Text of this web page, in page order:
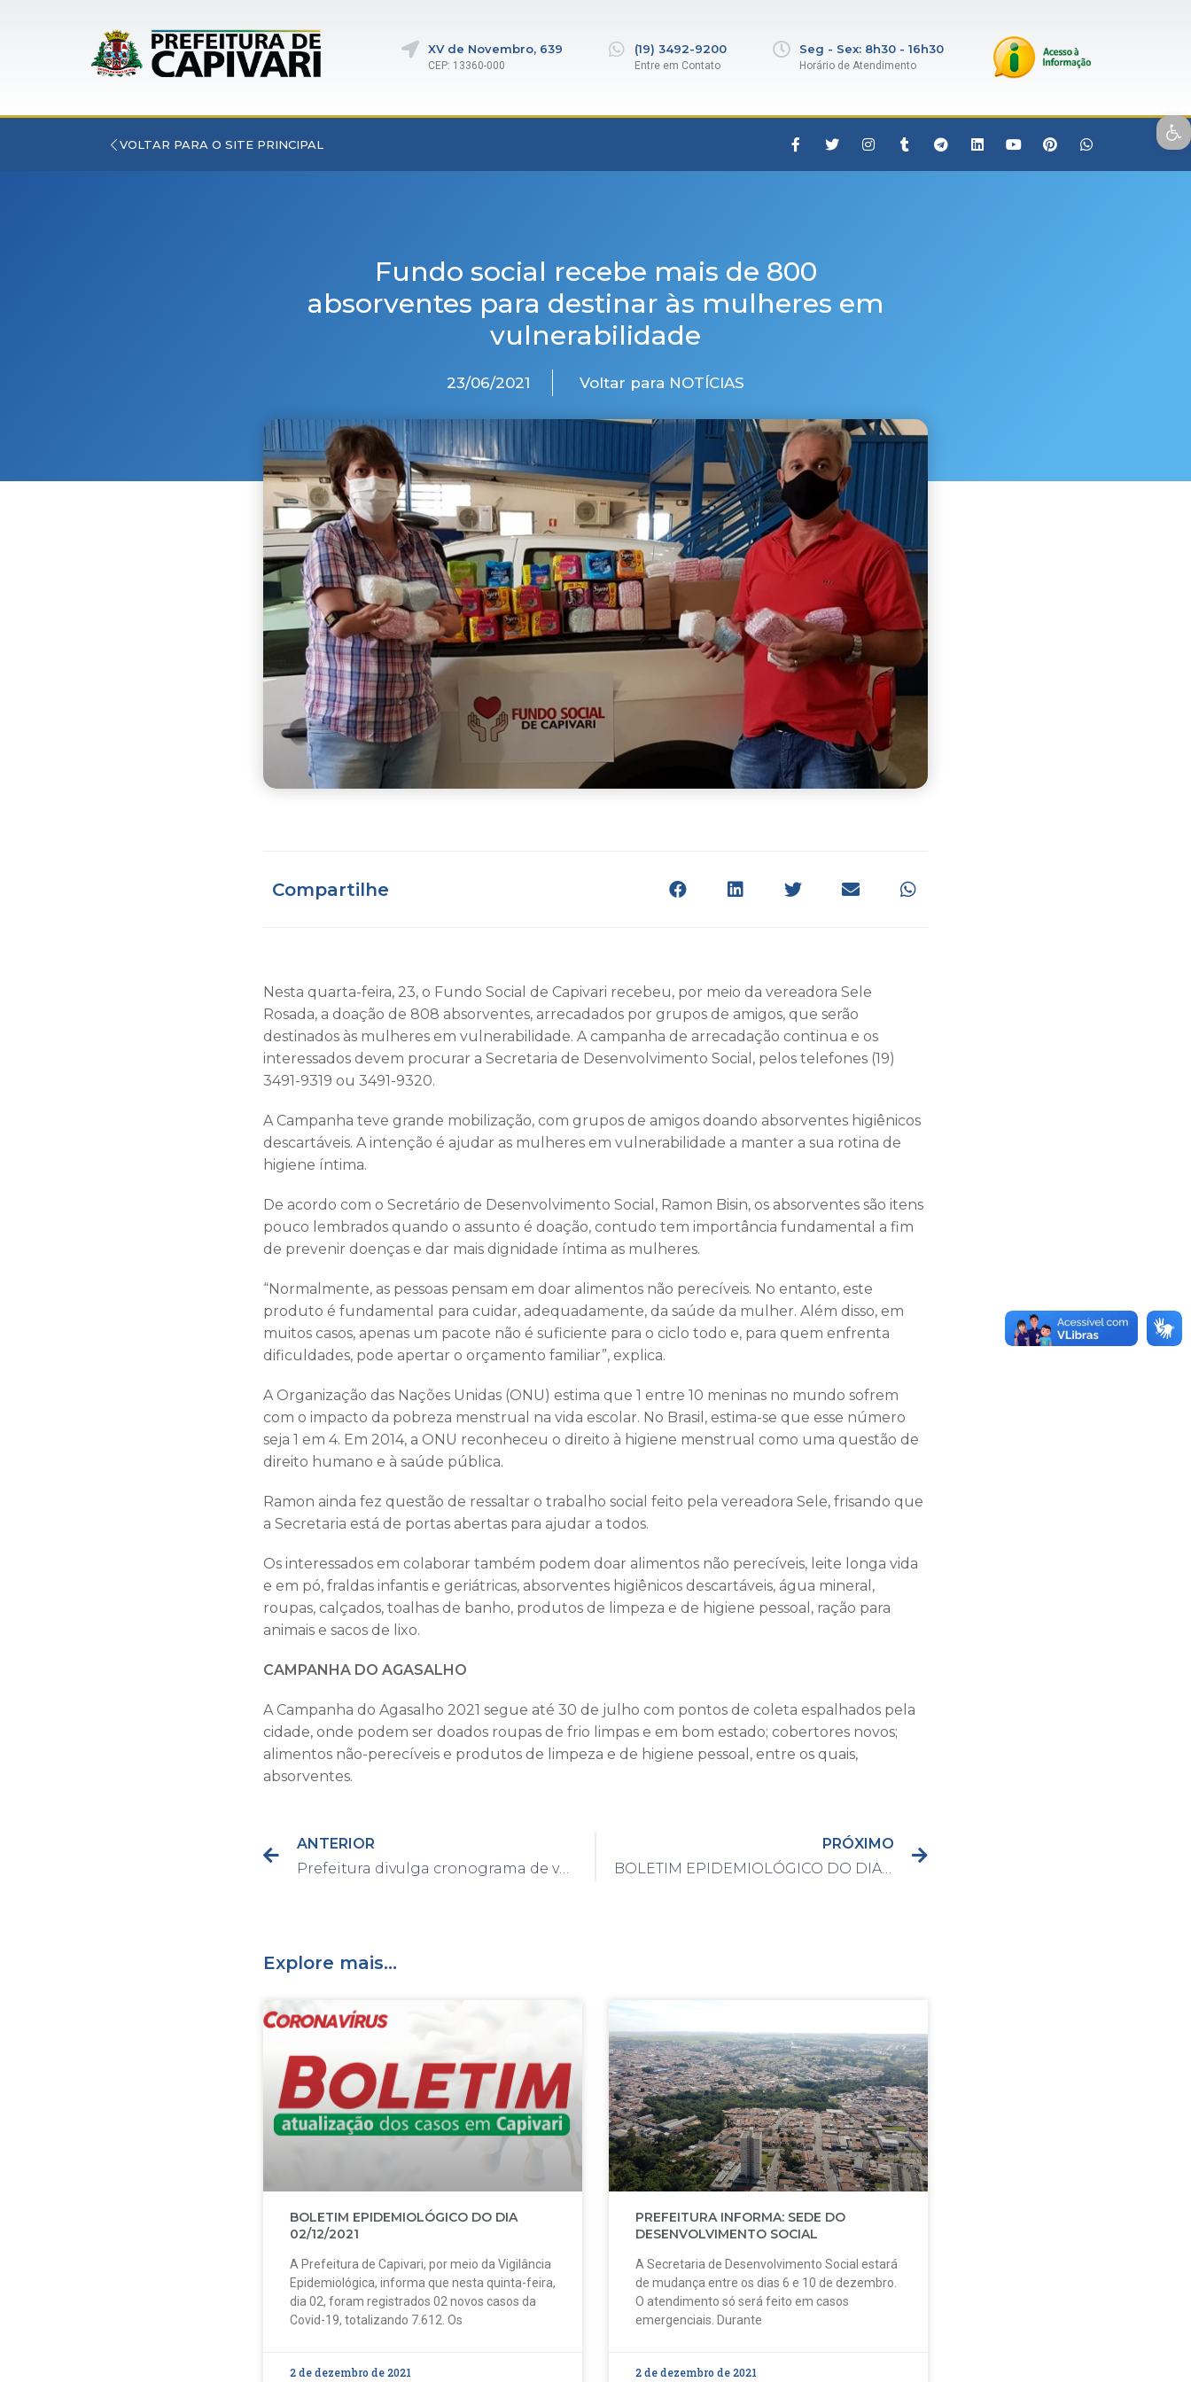
Open toolbar
XV de Novembro, 639
CEP: 13360-000
(19) 3492-9200
Entre em Contato
Seg - Sex: 8h30 - 16h30
Horário de Atendimento
VOLTAR PARA O SITE PRINCIPAL
Fundo social recebe mais de 800
absorventes para destinar às mulheres em
vulnerabilidade
23/06/2021 Voltar para NOTÍCIAS
Compartilhe
Nesta quarta-feira, 23, o Fundo Social de Capivari recebeu, por meio da vereadora Sele
Rosada, a doação de 808 absorventes, arrecadados por grupos de amigos, que serão
destinados às mulheres em vulnerabilidade. A campanha de arrecadação continua e os
interessados devem procurar a Secretaria de Desenvolvimento Social, pelos telefones (19)
3491-9319 ou 3491-9320.
A Campanha teve grande mobilização, com grupos de amigos doando absorventes higiênicos
descartáveis. A intenção é ajudar as mulheres em vulnerabilidade a manter a sua rotina de
higiene íntima.
De acordo com o Secretário de Desenvolvimento Social, Ramon Bisin, os absorventes são itens
pouco lembrados quando o assunto é doação, contudo tem importância fundamental a fim
de prevenir doenças e dar mais dignidade íntima as mulheres.
“Normalmente, as pessoas pensam em doar alimentos não perecíveis. No entanto, este
produto é fundamental para cuidar, adequadamente, da saúde da mulher. Além disso, em
muitos casos, apenas um pacote não é suficiente para o ciclo todo e, para quem enfrenta
dificuldades, pode apertar o orçamento familiar”, explica.
A Organização das Nações Unidas (ONU) estima que 1 entre 10 meninas no mundo sofrem
com o impacto da pobreza menstrual na vida escolar. No Brasil, estima-se que esse número
seja 1 em 4. Em 2014, a ONU reconheceu o direito à higiene menstrual como uma questão de
direito humano e à saúde pública.
Ramon ainda fez questão de ressaltar o trabalho social feito pela vereadora Sele, frisando que
a Secretaria está de portas abertas para ajudar a todos.
Os interessados em colaborar também podem doar alimentos não perecíveis, leite longa vida
e em pó, fraldas infantis e geriátricas, absorventes higiênicos descartáveis, água mineral,
roupas, calçados, toalhas de banho, produtos de limpeza e de higiene pessoal, ração para
animais e sacos de lixo.
CAMPANHA DO AGASALHO
A Campanha do Agasalho 2021 segue até 30 de julho com pontos de coleta espalhados pela
cidade, onde podem ser doados roupas de frio limpas e em bom estado; cobertores novos;
alimentos não-perecíveis e produtos de limpeza e de higiene pessoal, entre os quais,
absorventes.
ANTERIOR
Prefeitura divulga cronograma de vacinação contra a Covid-19 para pessoas com 40 anos ou mais
PRÓXIMO
BOLETIM EPIDEMIOLÓGICO DO DIA 23/06/2021
Explore mais...
BOLETIM EPIDEMIOLÓGICO DO DIA
02/12/2021
A Prefeitura de Capivari, por meio da Vigilância
Epidemiológica, informa que nesta quinta-feira,
dia 02, foram registrados 02 novos casos da
Covid-19, totalizando 7.612. Os
2 de dezembro de 2021
PREFEITURA INFORMA: SEDE DO
DESENVOLVIMENTO SOCIAL
A Secretaria de Desenvolvimento Social estará
de mudança entre os dias 6 e 10 de dezembro.
O atendimento só será feito em casos
emergenciais. Durante
2 de dezembro de 2021